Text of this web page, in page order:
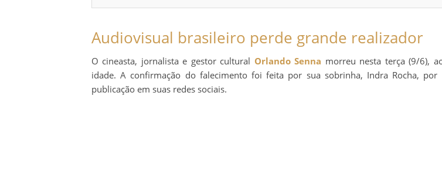
Audiovisual brasileiro perde grande realizador
O cineasta, jornalista e gestor cultural Orlando Senna morreu nesta terça (9/6),
idade. A confirmação do falecimento foi feita por sua sobrinha, Indra Rocha,
publicação em suas redes sociais.